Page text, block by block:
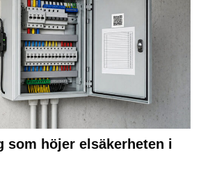
som höjer elsäkerheten i